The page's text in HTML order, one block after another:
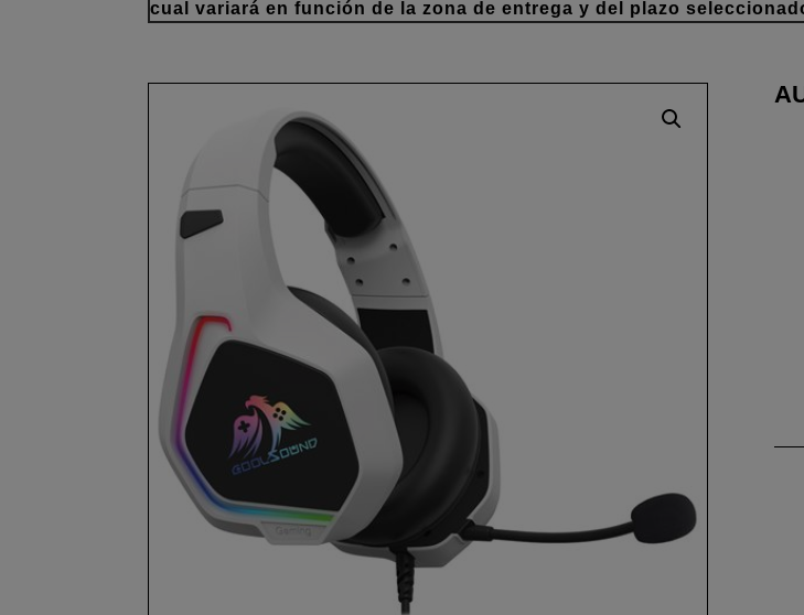
cual variará en función de la zona de entrega y del plazo